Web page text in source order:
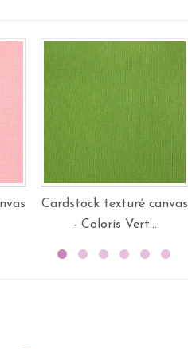
Cardstock texturé canvas
- Coloris Vert...